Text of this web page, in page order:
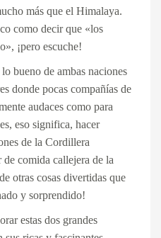
más que el Himalaya.
como decir que «los
¡pero escuche!
bueno de ambas naciones
donde pocas compañías de
audaces como para
eso significa, hacer
de la Cordillera
comida callejera de la
otras cosas divertidas que
y sorprendido!
estas dos grandes